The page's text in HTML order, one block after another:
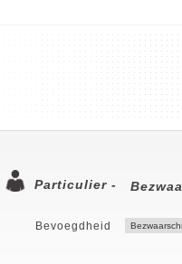
Particulier -
Bevoegdheid